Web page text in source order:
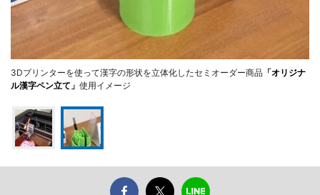
3Dプリンターを使って漢字の形状を立体化したセミオーダー商品 「オリジナ
ル漢字ペン立て」 使用イメージ